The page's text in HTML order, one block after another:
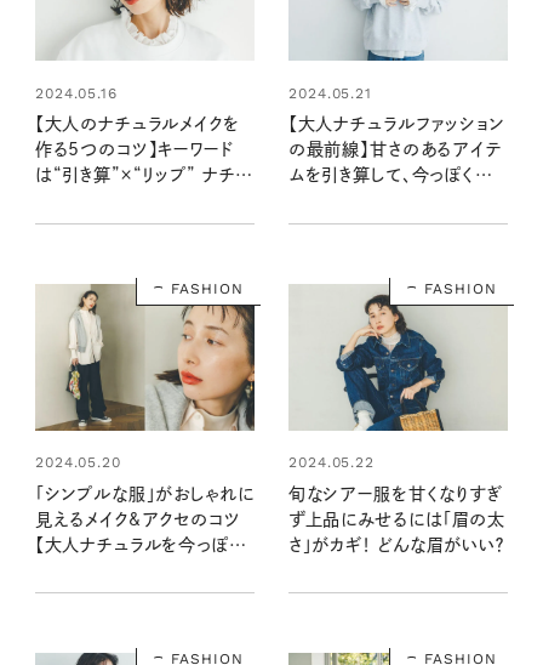
2024.05.16
【大人のナチュラルメイクを
作る5つのコツ】キーワード
は“引き算”×“リップ” ナチュ
見える基本のメイクルール
2024.05.21
【大人ナチュラルファッション
の最前線】甘さのあるアイテ
ムを引き算して、今っぽくアッ
FASHION
2024.05.20
「シンプルな服」がおしゃれに
見えるメイク&アクセのコツ
【大人ナチュラルを今っぽく
FASHION
2024.05.22
旬なシアー服を甘くなりすぎ
ず上品にみせるには「眉の太
さ」がカギ！ どんな眉がいい？
FASHION FASHION